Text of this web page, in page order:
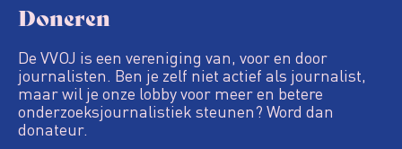
Doneren
De VVOJ is een vereniging van, voor en door
journalisten. Ben je zelf niet actief als journalist,
maar wil je onze lobby voor meer en betere
onderzoeksjournalistiek steunen? Word dan
donateur.